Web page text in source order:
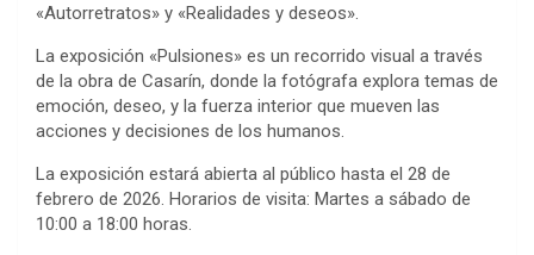
«Autorretratos» y «Realidades y deseos».
La exposición «Pulsiones» es un recorrido visual a través
de la obra de Casarín, donde la fotógrafa explora temas de
emoción, deseo, y la fuerza interior que mueven las
acciones y decisiones de los humanos.
La exposición estará abierta al público hasta el 28 de
febrero de 2026. Horarios de visita: Martes a sábado de
10:00 a 18:00 horas.